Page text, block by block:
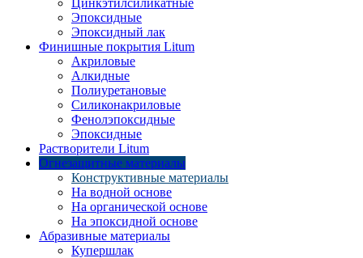
Эпоксидные
Эпоксидный лак
Финишные покрытия Litum
Акриловые
Алкидные
Полиуретановые
Силиконакриловые
Фенолэпоксидные
Эпоксидные
Растворители Litum
Огнезащитные материалы
Конструктивные материалы
На водной основе
На органической основе
На эпоксидной основе
Абразивные материалы
Купершлак